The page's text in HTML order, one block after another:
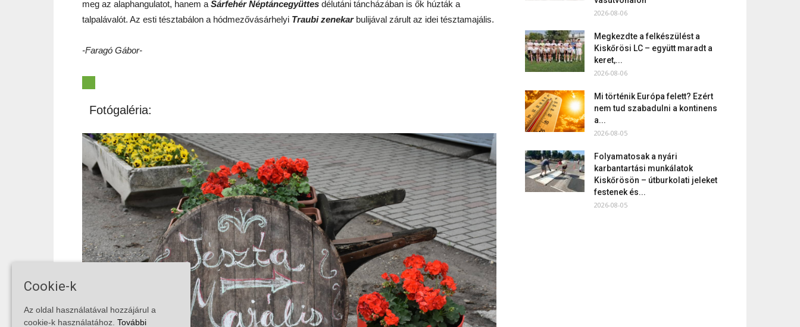
meg az alaphangulatot, hanem aSárfehér Néptáncegyüttes délutáni táncházában is ők húzták a
talpalávalót. Az esti tésztabálon a hódmezővásárhelyi Traubi zenekarbulijával zárult az idei tésztamajális.
-Faragó Gábor-
Fotógaléria:
2026-08-06
Megkezdte a felkészülést a
Kiskőrösi LC – együtt maradt a
keret,...
2026-08-06
Mi történik Európa felett? Ezért
nem tud szabadulni a kontinens
a...
2026-08-05
Folyamatosak a nyári
karbantartási munkálatok
Kiskőrösön – útburkolati jeleket
festenek és...
2026-08-05
Cookie-k
Az oldal használatával hozzájárul a
cookie-k használatához. További